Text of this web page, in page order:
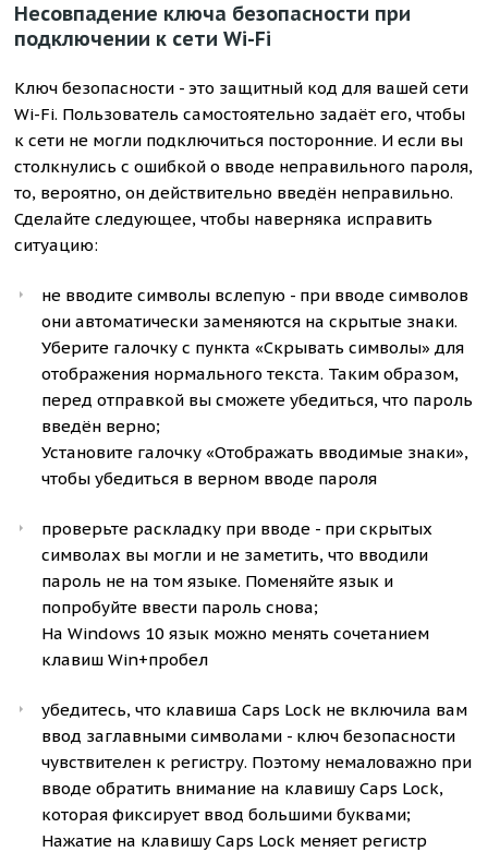
Несовпадение ключа безопасности при
подключении к сети Wi-Fi
Ключ безопасности - это защитный код для вашей сети
Wi-Fi. Пользователь самостоятельно задаёт его, чтобы
к сети не могли подключиться посторонние. И если вы
столкнулись с ошибкой о вводе неправильного пароля,
то, вероятно, он действительно введён неправильно.
Сделайте следующее, чтобы наверняка исправить
ситуацию:
не вводите символы вслепую - при вводе символов
они автоматически заменяются на скрытые знаки.
Уберите галочку с пункта «Скрывать символы» для
отображения нормального текста. Таким образом,
перед отправкой вы сможете убедиться, что пароль
введён верно;
Установите галочку «Отображать вводимые знаки»,
чтобы убедиться в верном вводе пароля
проверьте раскладку при вводе - при скрытых
символах вы могли и не заметить, что вводили
пароль не на том языке. Поменяйте язык и
попробуйте ввести пароль снова;
На Windows 10 язык можно менять сочетанием
клавиш Win+пробел
убедитесь, что клавиша Caps Lock не включила вам
ввод заглавными символами - ключ безопасности
чувствителен к регистру. Поэтому немаловажно при
вводе обратить внимание на клавишу Caps Lock,
которая фиксирует ввод большими буквами;
Нажатие на клавишу Caps Lock меняет регистр